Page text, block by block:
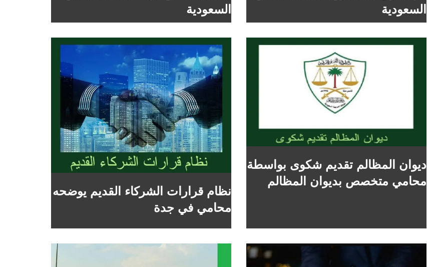
السعودية
السعودية
ديوان المظالم تقديم شكوى بواسطة
محامي متخصص بديوان المظالم
نظام قرارات الشركاء القديم يوضحه
محامي في جدة